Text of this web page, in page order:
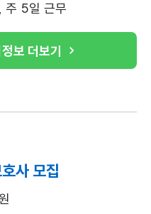
주 5일 근무
보 더보기
사 모집